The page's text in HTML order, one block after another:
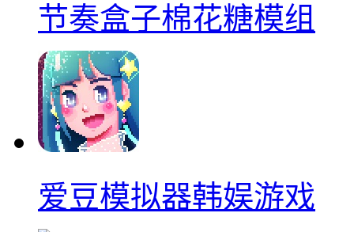
节奏盒子棉花糖模组
爱豆模拟器韩娱游戏